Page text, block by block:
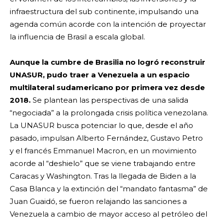
infraestructura del sub continente, impulsando una
agenda común acorde con la intención de proyectar
la influencia de Brasil a escala global.
Aunque la cumbre de Brasilia no logró reconstruir
UNASUR, pudo traer a Venezuela a un espacio
multilateral sudamericano por primera vez desde
2018. Se plantean las perspectivas de una salida
“negociada” a la prolongada crisis política venezolana.
La UNASUR busca potenciar lo que, desde el año
pasado, impulsan Alberto Fernández, Gustavo Petro
y el francés Emmanuel Macron, en un movimiento
acorde al “deshielo” que se viene trabajando entre
Caracas y Washington. Tras la llegada de Biden a la
Casa Blanca y la extinción del “mandato fantasma” de
Juan Guaidó, se fueron relajando las sanciones a
Venezuela a cambio de mayor acceso al petróleo del